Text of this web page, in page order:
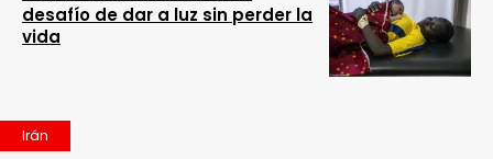
desafío de dar a luz sin perder la
vida
Irán